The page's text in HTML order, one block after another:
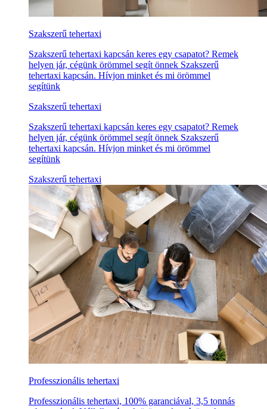
Szakszerű tehertaxi
Szakszerű tehertaxi kapcsán keres egy csapatot? Remek
helyen jár, cégünk örömmel segít önnek Szakszerű
tehertaxi kapcsán. Hívjon minket és mi örömmel
segítünk
Szakszerű tehertaxi
Szakszerű tehertaxi kapcsán keres egy csapatot? Remek
helyen jár, cégünk örömmel segít önnek Szakszerű
tehertaxi kapcsán. Hívjon minket és mi örömmel
segítünk
Szakszerű tehertaxi
Professzionális tehertaxi
Professzionális tehertaxi, 100% garanciával, 3,5 tonnás